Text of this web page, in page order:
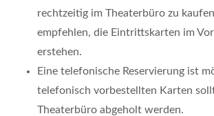
rechtzeitig im Theaterbüro zu
empfehlen, die Eintrittskarten im
erstehen.
Eine telefonische Reservierung ist
telefonisch vorbestellten Karten
Theaterbüro abgeholt werden.